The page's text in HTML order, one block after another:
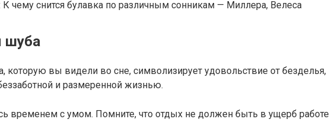
К чему снится булавка по различным сонникам — Миллера, Велеса
шуба
которую вы видели во сне, символизирует удовольствие от безделья,
и размеренной жизнью.
временем с умом. Помните, что отдых не должен быть в ущерб работе